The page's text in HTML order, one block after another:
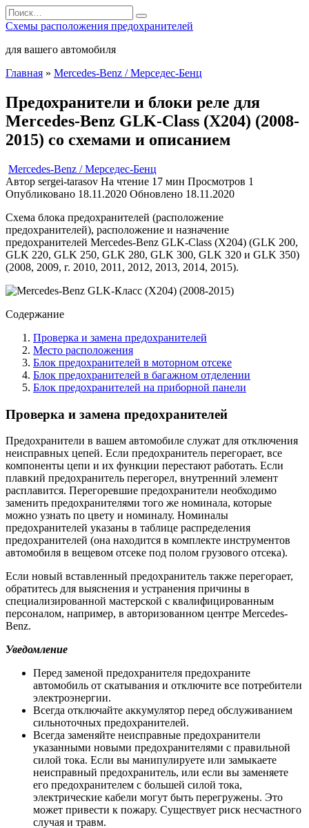
Перейти
к
содержанию
Search
for:
Схемы расположения предохранителей
для вашего автомобиля
Главная » Mercedes-Benz / Мерседес-Бенц
Предохранители и блоки реле для
Mercedes-Benz GLK-Class (X204) (2008-
2015) со схемами и описанием
Mercedes-Benz / Мерседес-Бенц
Автор sergei-tarasov На чтение 17 мин Просмотров 1
Опубликовано 18.11.2020 Обновлено 18.11.2020
Схема блока предохранителей (расположение
предохранителей), расположение и назначение
предохранителей Mercedes-Benz GLK-Class (X204) (GLK 200,
GLK 220, GLK 250, GLK 280, GLK 300, GLK 320 и GLK 350)
(2008, 2009, г. 2010, 2011, 2012, 2013, 2014, 2015).
Содержание
Проверка и замена предохранителей
Место расположения
Блок предохранителей в моторном отсеке
Блок предохранителей в багажном отделении
Блок предохранителей на приборной панели
Проверка и замена предохранителей
Предохранители в вашем автомобиле служат для отключения
неисправных цепей. Если предохранитель перегорает, все
компоненты цепи и их функции перестают работать. Если
плавкий предохранитель перегорел, внутренний элемент
расплавится. Перегоревшие предохранители необходимо
заменить предохранителями того же номинала, которые
можно узнать по цвету и номиналу. Номиналы
предохранителей указаны в таблице распределения
предохранителей (она находится в комплекте инструментов
автомобиля в вещевом отсеке под полом грузового отсека).
Если новый вставленный предохранитель также перегорает,
обратитесь для выяснения и устранения причины в
специализированной мастерской с квалифицированным
персоналом, например, в авторизованном центре Mercedes-
Benz.
Уведомление
Перед заменой предохранителя предохраните
автомобиль от скатывания и отключите все потребители
электроэнергии.
Всегда отключайте аккумулятор перед обслуживанием
сильноточных предохранителей.
Всегда заменяйте неисправные предохранители
указанными новыми предохранителями с правильной
силой тока. Если вы манипулируете или замыкаете
неисправный предохранитель, или если вы заменяете
его предохранителем с большей силой тока,
электрические кабели могут быть перегружены. Это
может привести к пожару. Существует риск несчастного
случая и травм.